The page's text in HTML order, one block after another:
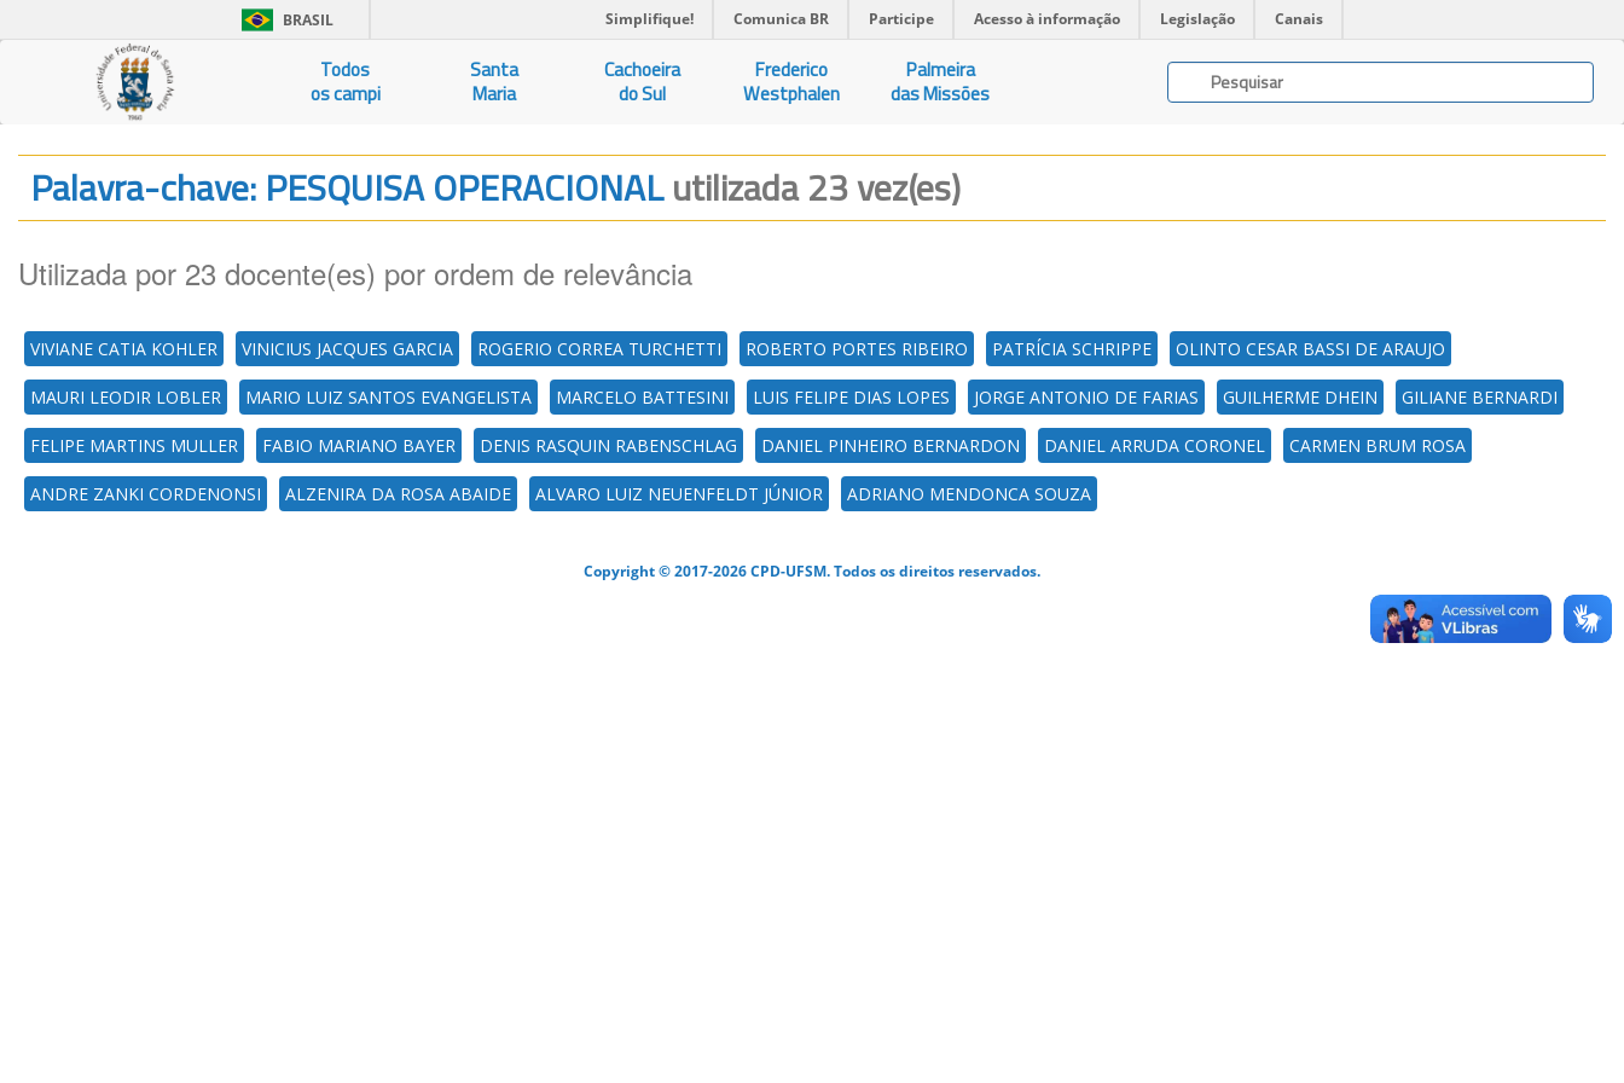
BRASIL Simplifique! Comunica BR Participe Acesso à informação Legislação Canais
Todos
os campi
Santa
Maria
Cachoeira
do Sul
Frederico
Westphalen
Palmeira
das Missões
Palavra-chave: PESQUISA OPERACIONALutilizada 23 vez(es)
Utilizada por 23 docente(es) por ordem de relevância
VIVIANE CATIA KOHLER VINICIUS JACQUES GARCIA ROGERIO CORREA TURCHETTI ROBERTO PORTES RIBEIRO PATRÍCIA SCHRIPPE OLINTO CESAR BASSI DE ARAUJO
MAURI LEODIR LOBLER MARIO LUIZ SANTOS EVANGELISTA MARCELO BATTESINI LUIS FELIPE DIAS LOPES JORGE ANTONIO DE FARIAS GUILHERME DHEIN GILIANE BERNARDI
FELIPE MARTINS MULLER FABIO MARIANO BAYER DENIS RASQUIN RABENSCHLAG DANIEL PINHEIRO BERNARDON DANIEL ARRUDA CORONEL CARMEN BRUM ROSA
ANDRE ZANKI CORDENONSI ALZENIRA DA ROSA ABAIDE ALVARO LUIZ NEUENFELDT JÚNIOR ADRIANO MENDONCA SOUZA
Copyright © 2017-2026 CPD-UFSM. Todos os direitos reservados.